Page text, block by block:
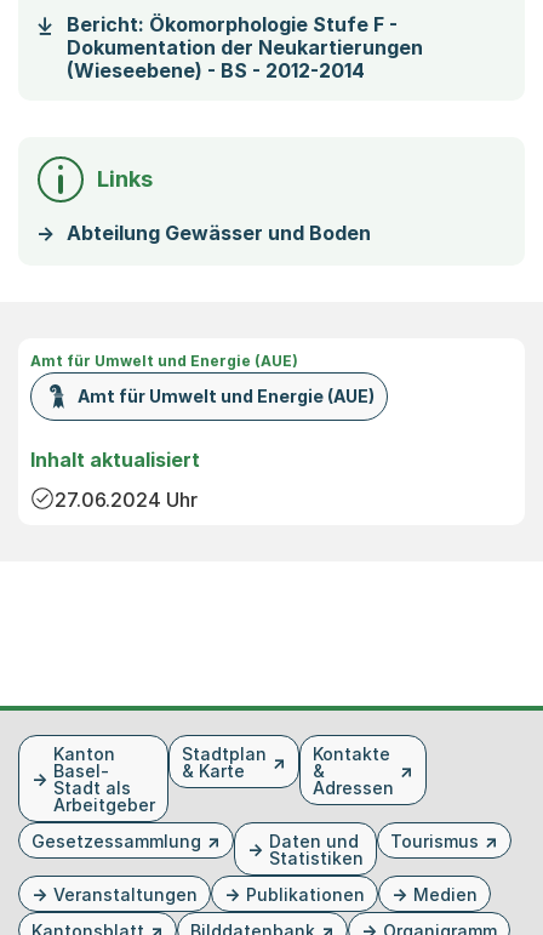
Bericht: Ökomorphologie Stufe F -
Dokumentation der Neukartierungen
(Wieseebene) - BS - 2012-2014
Links
Abteilung Gewässer und Boden
Amt für Umwelt und Energie (AUE)
Amt für Umwelt und Energie (AUE)
Inhalt aktualisiert
27.06.2024 Uhr
FusszeileKanton
Basel-
Stadt als
Arbeitgeber
Stadtplan
& Karte
Kontakte
&
Adressen
Gesetzessammlung
Daten und
Statistiken
Tourismus
Veranstaltungen Publikationen
Medien
Kantonsblatt
Bilddatenbank Organigramm